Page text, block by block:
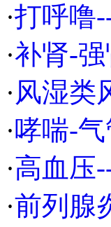
·打呼噜
·补肾-
· 风湿类
·哮喘-
·高血压
·前列腺